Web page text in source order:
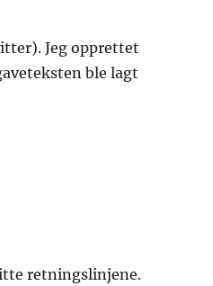
Jeg opprettet
ble lagt
retningslinjene.